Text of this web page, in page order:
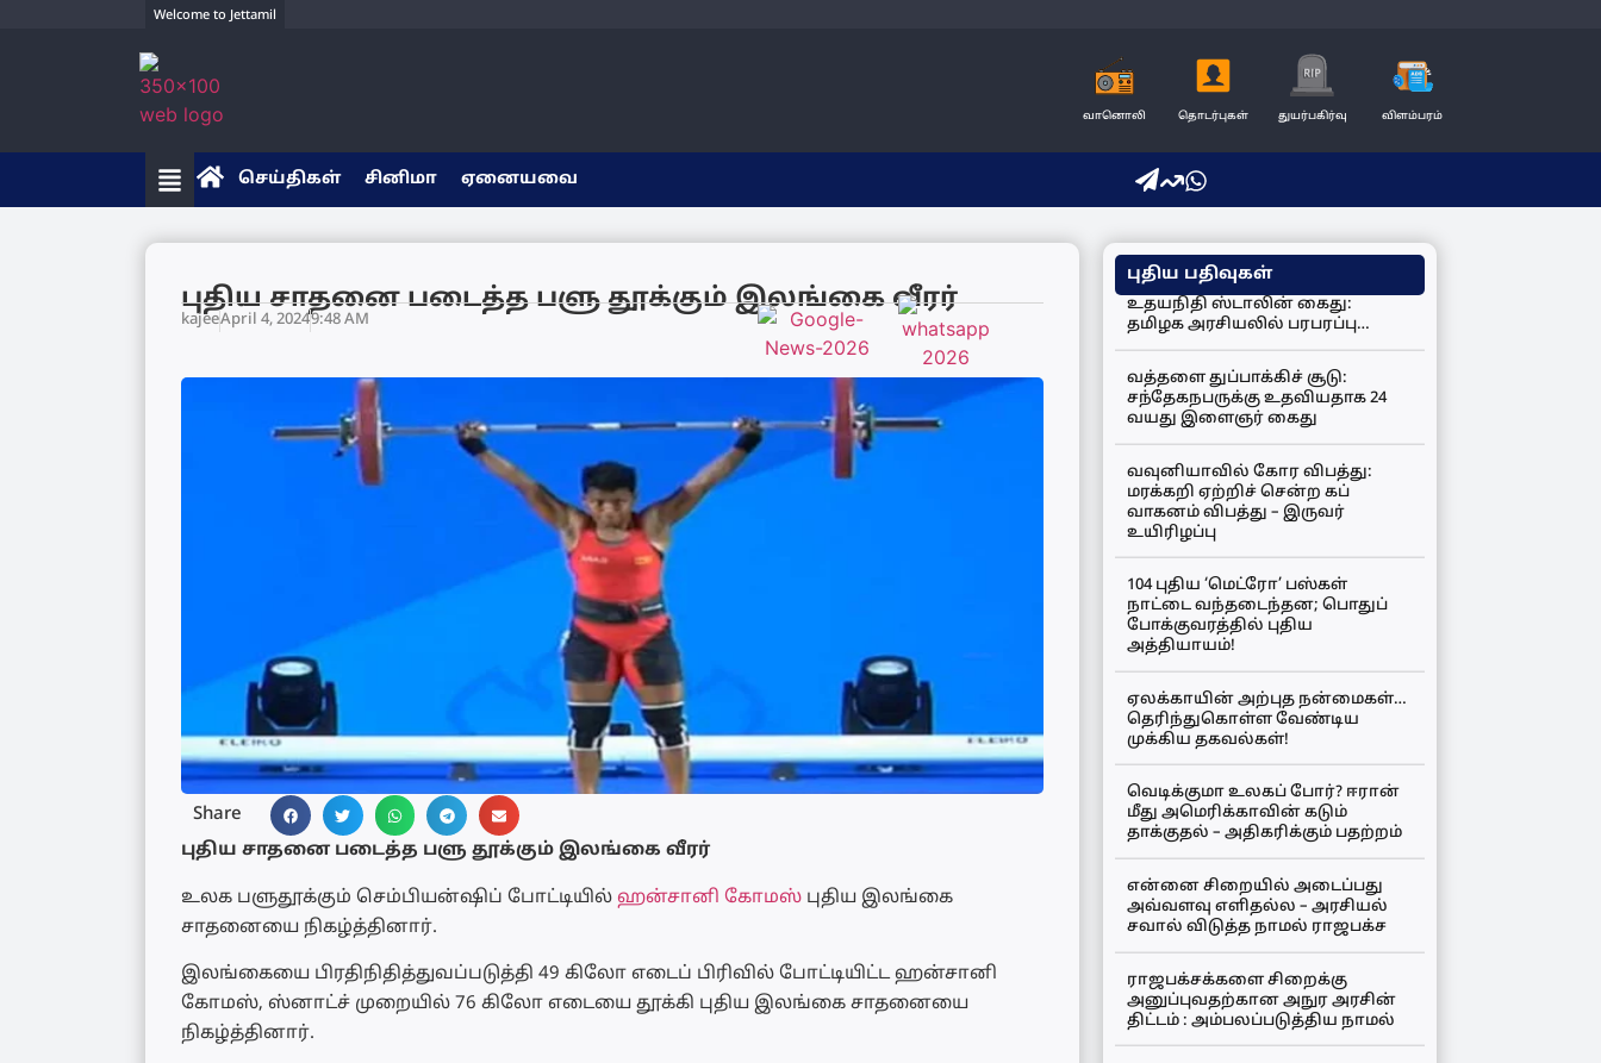
Welcome to Jettamil
வானொலி தொடர்புகள் துயர்பகிர்வு விளம்பரம்
செய்திகள் சினிமா ஏனையவை
புதிய சாதனை படைத்த பளு தூக்கும் இலங்கை வீரர்
kajeeApril 4, 20249:48 AM
Share
புதிய சாதனை படைத்த பளு தூக்கும் இலங்கை வீரர்
உலக பளுதூக்கும் செம்பியன்ஷிப் போட்டியில் ஹன்சானி கோமஸ் புதிய இலங்கை
சாதனையை நிகழ்த்தினார்.
இலங்கையை பிரதிநிதித்துவப்படுத்தி 49 கிலோ எடைப் பிரிவில் போட்டியிட்ட ஹன்சானி
கோமஸ், ஸ்னாட்ச் முறையில் 76 கிலோ எடையை தூக்கி புதிய இலங்கை சாதனையை
நிகழ்த்தினார்.
புதிய பதிவுகள்
உதயநிதி ஸ்டாலின் கைது:
தமிழக அரசியலில் பரபரப்பு…
வத்தளை துப்பாக்கிச் சூடு:
சந்தேகநபருக்கு உதவியதாக 24
வயது இளைஞர் கைது
வவுனியாவில் கோர விபத்து:
மரக்கறி ஏற்றிச் சென்ற கப்
வாகனம் விபத்து – இருவர்
உயிரிழப்பு
104 புதிய ‘மெட்ரோ’ பஸ்கள்
நாட்டை வந்தடைந்தன; பொதுப்
போக்குவரத்தில் புதிய
அத்தியாயம்!
ஏலக்காயின் அற்புத நன்மைகள்…
தெரிந்துகொள்ள வேண்டிய
முக்கிய தகவல்கள்!
வெடிக்குமா உலகப் போர்? ஈரான்
மீது அமெரிக்காவின் கடும்
தாக்குதல் – அதிகரிக்கும் பதற்றம்
என்னை சிறையில் அடைப்பது
அவ்வளவு எளிதல்ல – அரசியல்
சவால் விடுத்த நாமல் ராஜபக்ச
ராஜபக்சக்களை சிறைக்கு
அனுப்புவதற்கான அநுர அரசின்
திட்டம் : அம்பலப்படுத்திய நாமல்